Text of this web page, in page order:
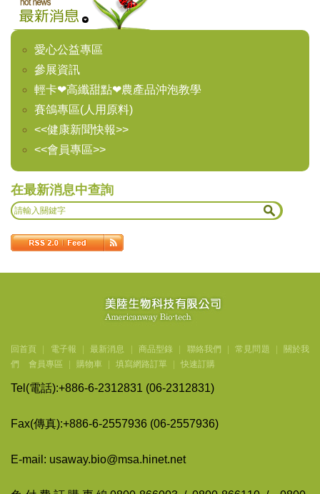
愛心公益專區
參展資訊
輕卡❤高纖甜點❤農產品沖泡教學
賽鴿專區(人用原料)
<<健康新聞快報>>
<<會員專區>>
在最新消息中查詢
回首頁 電子報 最新消息 商品型錄 聯絡我們 常見問題
關於我
們
會員專區 購物車 填寫網路訂單 快速訂購
Tel(電話):+886-6-2312831 (06-2312831)
Fax(傳真):+886-6-2557936 (06-2557936)
E-mail: usaway.bio@msa.hinet.net